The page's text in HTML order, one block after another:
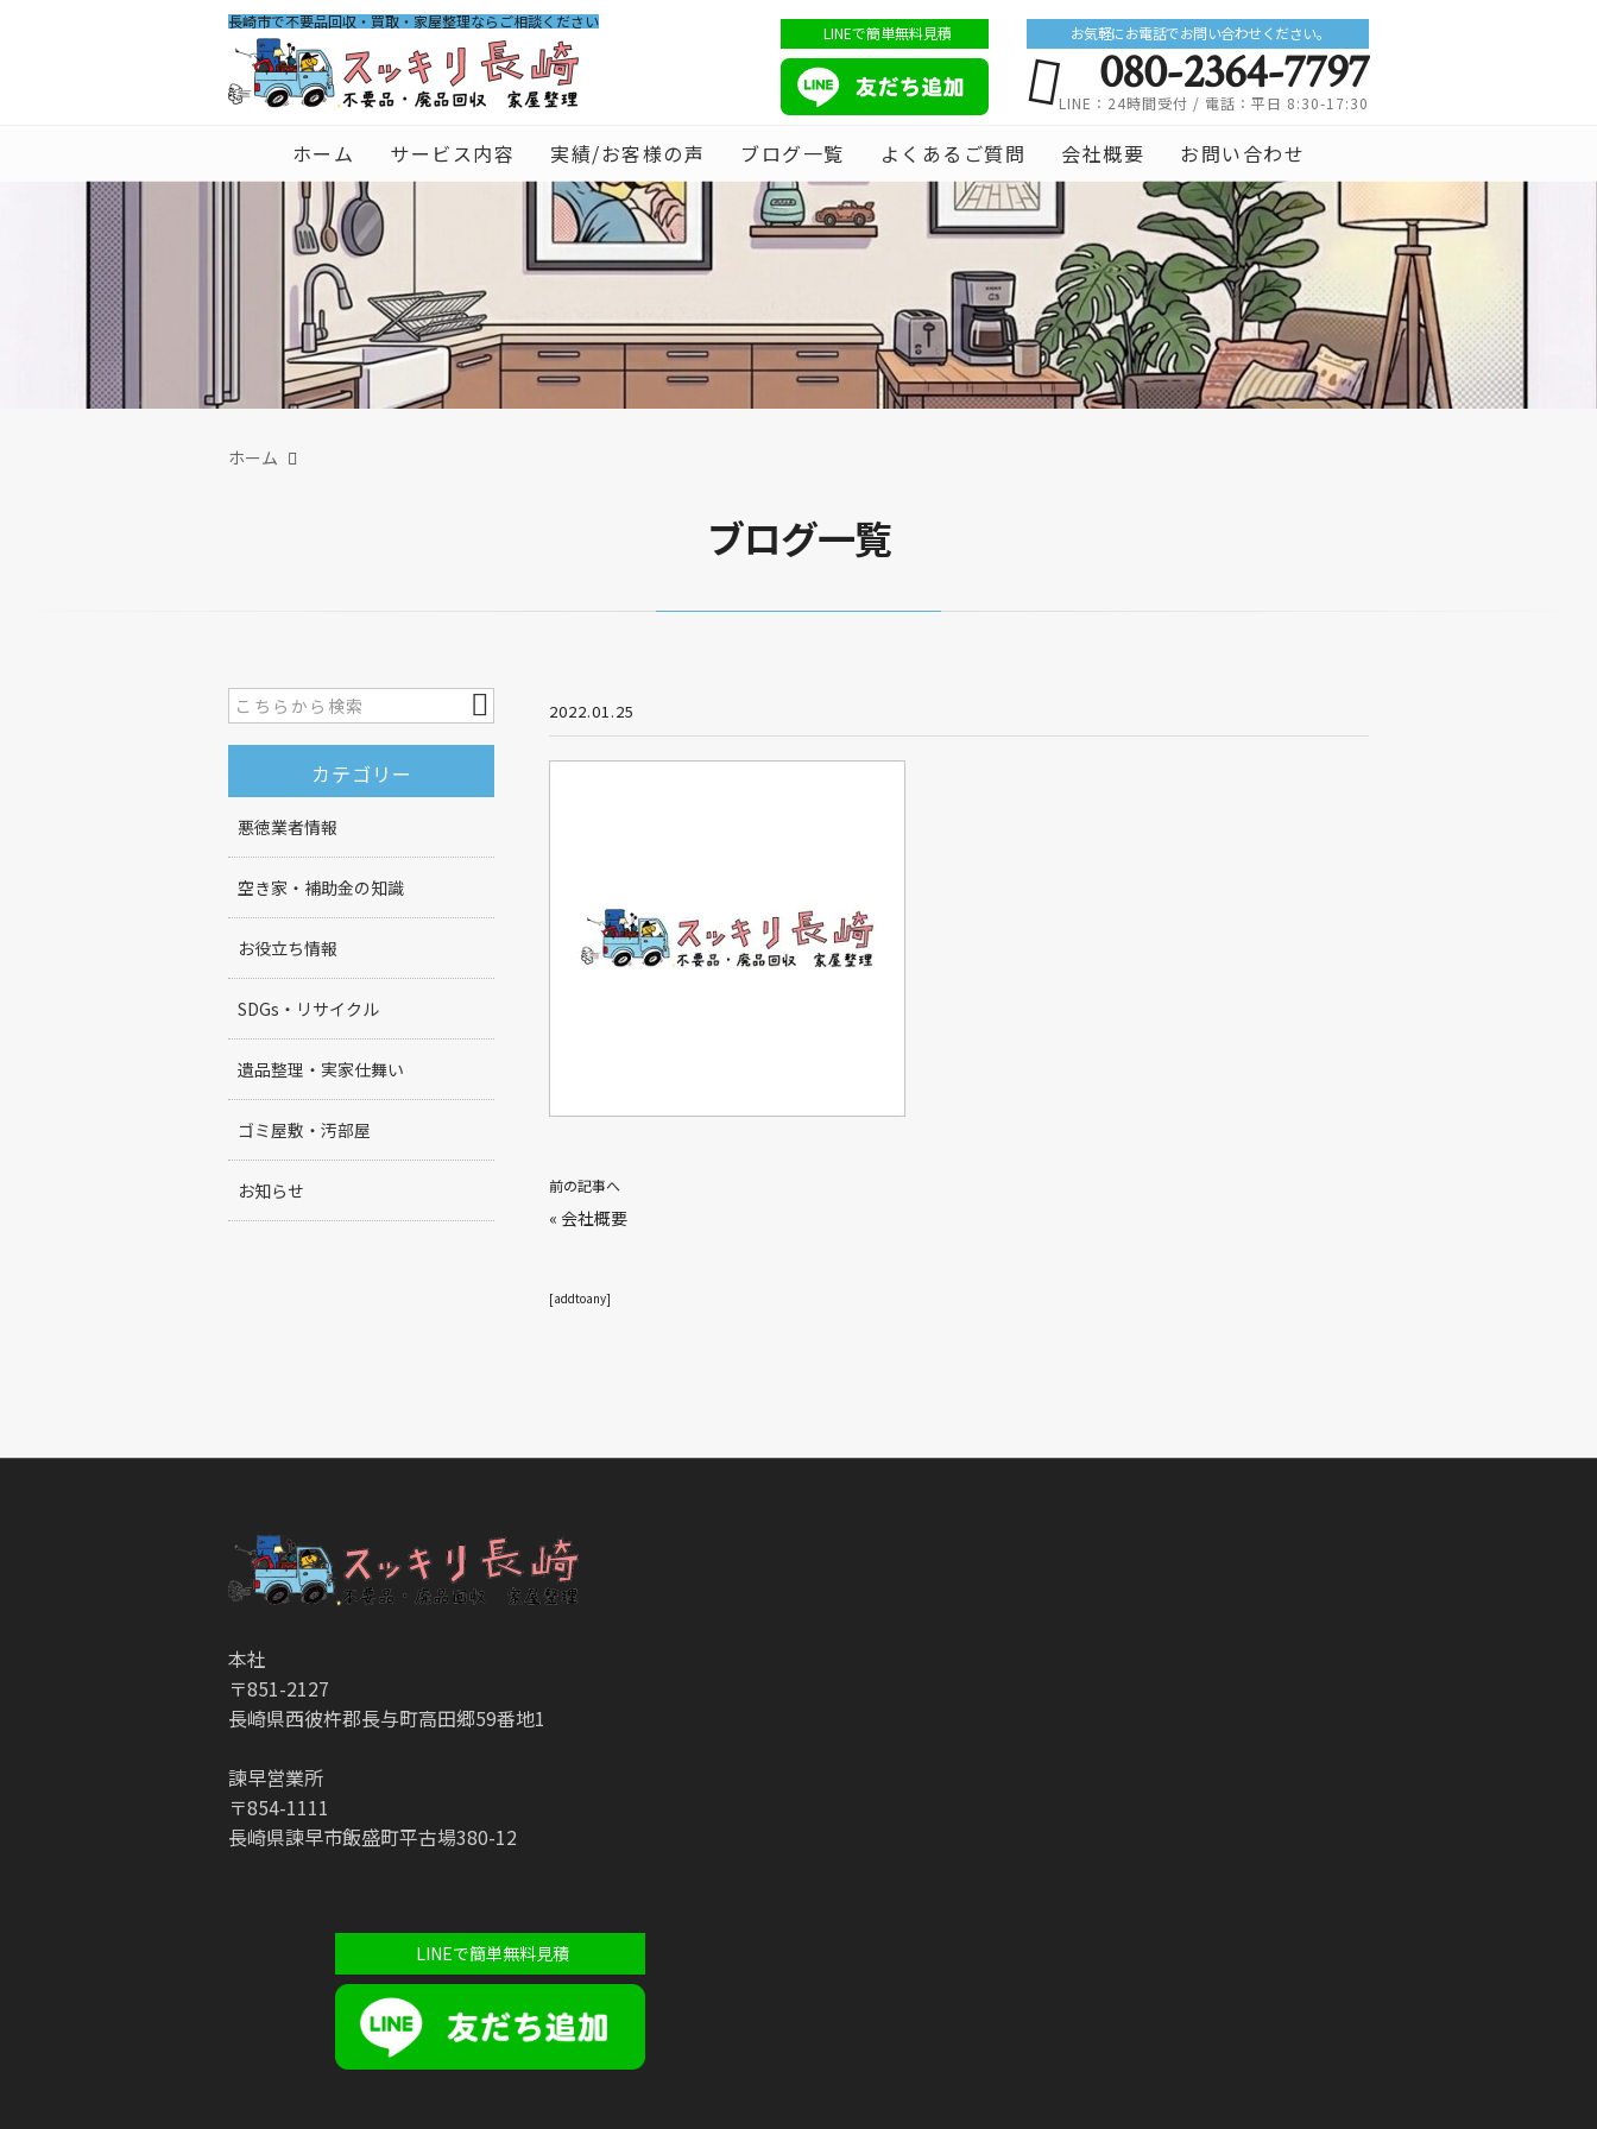
長崎市で不要品回収・買取・家屋整理ならご相談ください
LINEで簡単無料見積 お気軽にお電話でお問い合わせください。
080-2364-7797
LINE：24時間受付 / 電話：平日 8:30-17:30
ホーム サービス内容 実績/お客様の声 ブログ一覧 よくあるご質問 会社概要 お問い合わせ
ホーム
ブログ一覧
2022.01.25
前の記事へ
« 会社概要
[addtoany]
カテゴリー
悪徳業者情報
空き家・補助金の知識
お役立ち情報
SDGs・リサイクル
遺品整理・実家仕舞い
ゴミ屋敷・汚部屋
お知らせ
本社
〒851-2127
長崎県西彼杵郡長与町高田郷59番地1
諫早営業所
〒854-1111
長崎県諫早市飯盛町平古場380-12
LINEで簡単無料見積